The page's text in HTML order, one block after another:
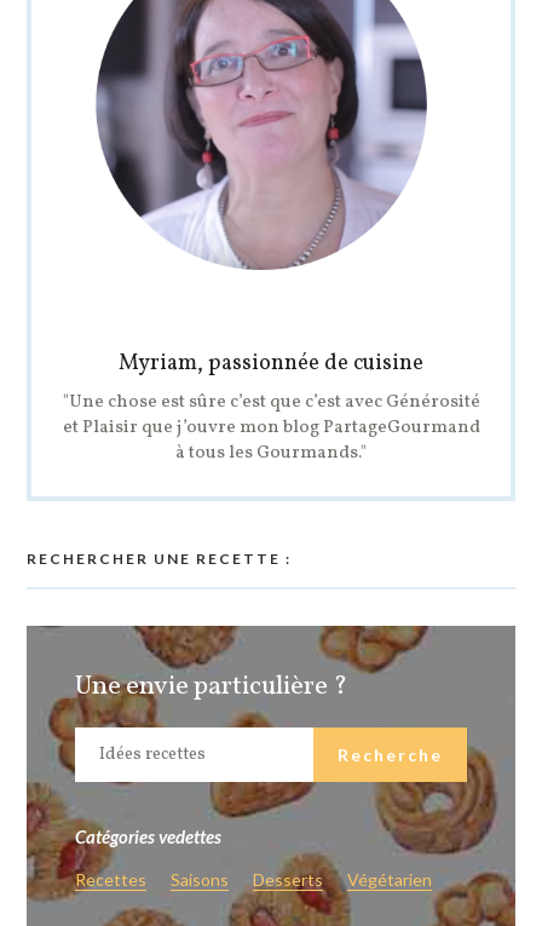
Myriam, passionnée de cuisine
"Une chose est sûre c’est que c’est avec Générosité
et Plaisir que j’ouvre mon blog PartageGourmand
à tous les Gourmands."
RECHERCHER UNE RECETTE :
Une envie particulière ?
Catégories vedettes
Recettes Saisons Desserts Végétarien